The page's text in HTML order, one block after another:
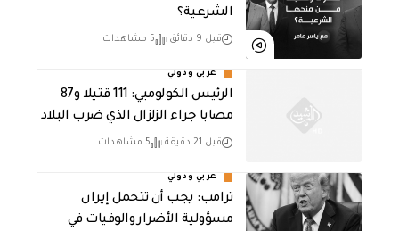
الشرعية؟
قبل 9 دقائق 5 مشاهدات
عربي ودولي
الرئيس الكولومبي: 111 قتيلا و87
مصابا جراء الزلزال الذي ضرب البلاد
قبل 21 دقيقة 5 مشاهدات
عربي ودولي
ترامب: يجب أن تتحمل إيران
مسؤولية الأضرار والوفيات في